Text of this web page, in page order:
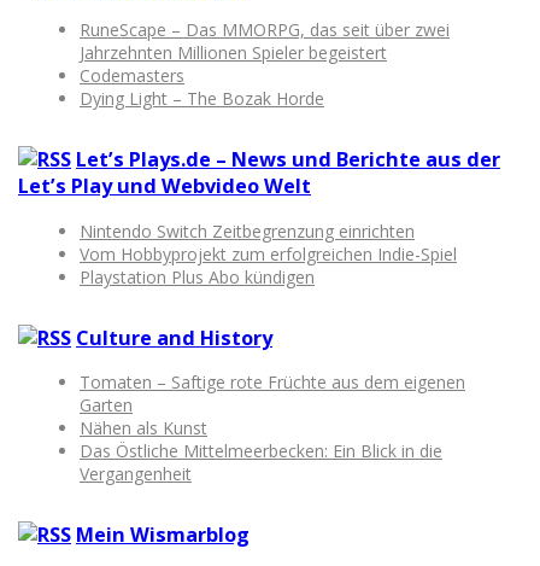
RuneScape – Das MMORPG, das seit über zwei
Jahrzehnten Millionen Spieler begeistert
Codemasters
Dying Light – The Bozak Horde
Let’s Plays.de – News und Berichte aus der
Let’s Play und Webvideo Welt
Nintendo Switch Zeitbegrenzung einrichten
Vom Hobbyprojekt zum erfolgreichen Indie-Spiel
Playstation Plus Abo kündigen
Culture and History
Tomaten – Saftige rote Früchte aus dem eigenen
Garten
Nähen als Kunst
Das Östliche Mittelmeerbecken: Ein Blick in die
Vergangenheit
Mein Wismarblog